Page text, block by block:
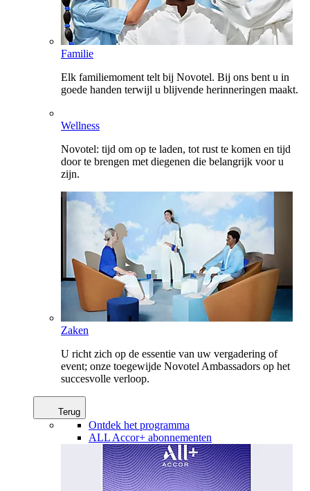
Familie
Elk familiemoment telt bij Novotel. Bij ons bent u in
goede handen terwijl u blijvende herinneringen maakt.
Wellness
Novotel: tijd om op te laden, tot rust te komen en tijd
door te brengen met diegenen die belangrijk voor u
zijn.
Zaken
U richt zich op de essentie van uw vergadering of
event; onze toegewijde Novotel Ambassadors op het
succesvolle verloop.
Terug
Ontdek het programma
ALL Accor+ abonnementen